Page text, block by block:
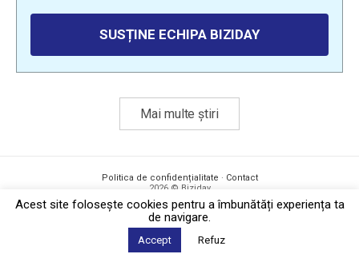
SUSȚINE ECHIPA BIZIDAY
Mai multe știri
Politica de confidențialitate · Contact
2026 © Biziday
Acest site foloseşte cookies pentru a îmbunătăți experiența ta
de navigare.
Accept Refuz